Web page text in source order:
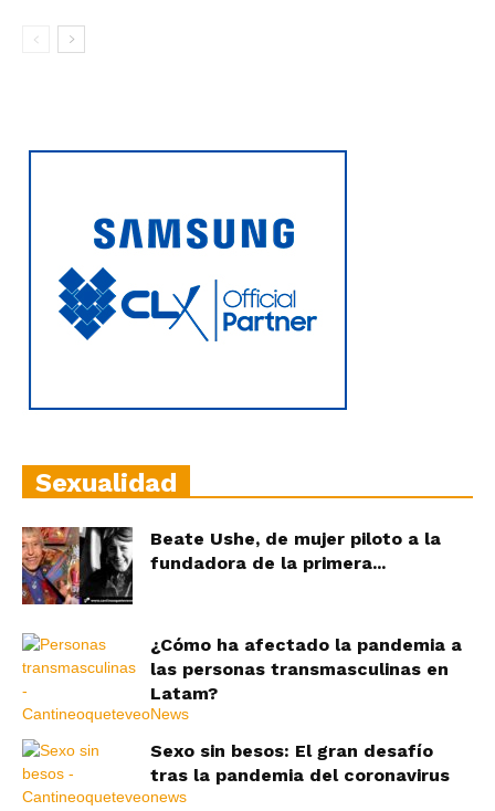
Sexualidad
Beate Ushe, de mujer piloto a la
fundadora de la primera...
¿Cómo ha afectado la pandemia a
las personas transmasculinas en
Latam?
Sexo sin besos: El gran desafío
tras la pandemia del coronavirus